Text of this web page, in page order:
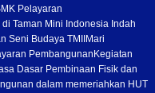
Pelayaran
Taman Mini Indonesia Indah
Seni Budaya TMII
Mari
Pembangunan Kegiatan
Dasar Pembinaan Fisik dan
dalam memeriahkan HUT